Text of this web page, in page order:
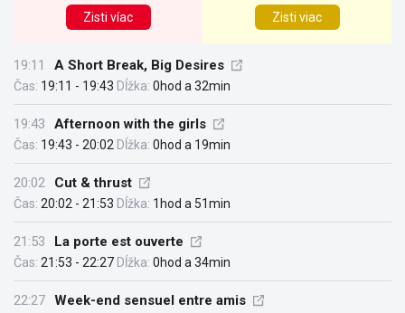
Zisti víac Zisti viac
19:11 A Short Break, Big Desires
Čas: 19:11 - 19:43 Dĺžka: 0hod a 32min
19:43 Afternoon with the girls
Čas: 19:43 - 20:02 Dĺžka: 0hod a 19min
20:02 Cut & thrust
Čas: 20:02 - 21:53 Dĺžka: 1hod a 51min
21:53 La porte est ouverte
Čas: 21:53 - 22:27 Dĺžka: 0hod a 34min
22:27 Week-end sensuel entre amis